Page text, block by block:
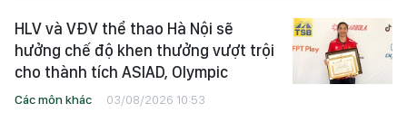
HLV và VĐV thể thao Hà Nội sẽ
hưởng chế độ khen thưởng vượt trội
cho thành tích ASIAD, Olympic
Các môn khác 03/08/2026 10:53